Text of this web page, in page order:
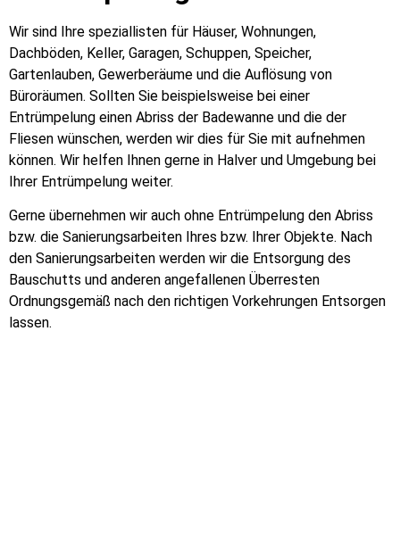
Wir sind Ihre speziallisten für Häuser, Wohnungen,
Dachböden, Keller, Garagen, Schuppen, Speicher,
Gartenlauben, Gewerberäume und die Auflösung von
Büroräumen. Sollten Sie beispielsweise bei einer
Entrümpelung einen Abriss der Badewanne und die der
Fliesen wünschen, werden wir dies für Sie mit aufnehmen
können. Wir helfen Ihnen gerne in Halver und Umgebung bei
Ihrer Entrümpelung weiter.
Gerne übernehmen wir auch ohne Entrümpelung den Abriss
bzw. die Sanierungsarbeiten Ihres bzw. Ihrer Objekte. Nach
den Sanierungsarbeiten werden wir die Entsorgung des
Bauschutts und anderen angefallenen Überresten
Ordnungsgemäß nach den richtigen Vorkehrungen Entsorgen
lassen.